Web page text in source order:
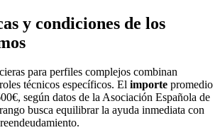
y condiciones de los
para perfiles complejos combinan
técnicos específicos. El importe promedio
según datos de la Asociación Española de
busca equilibrar la ayuda inmediata con